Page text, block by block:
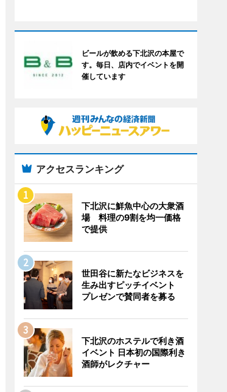
ビールが飲める下北沢の本屋で
す。毎日、店内でイベントを開
催しています
アクセスランキング
下北沢に鮮魚中心の大衆酒
場 料理の9割を均一価格
で提供
世田谷に新たなビジネスを
生み出すピッチイベント
プレゼンで賛同者を募る
下北沢のホステルで利き酒
イベント 日本初の国際利き
酒師がレクチャー